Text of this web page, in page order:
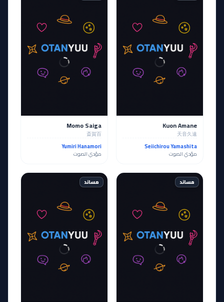
Kuon Amane
天音久遠
Seiichirou Yamashita
مؤدي الصوت
Momo Saiga
斎賀百
Yumiri Hanamori
مؤدي الصوت
مساند مساند